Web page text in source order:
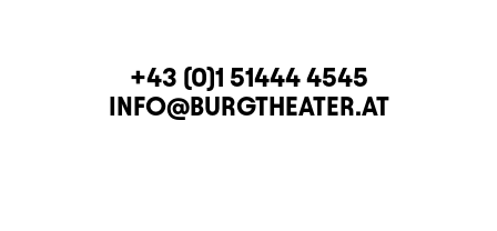
KONTAKTTELEFON
+43 (0)1 51444 4545
E-MAIL
INFO@BURGTHEATER.AT